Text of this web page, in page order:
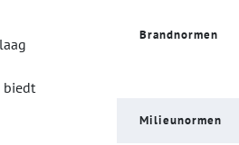
biedt
Brandnormen
Milieunormen